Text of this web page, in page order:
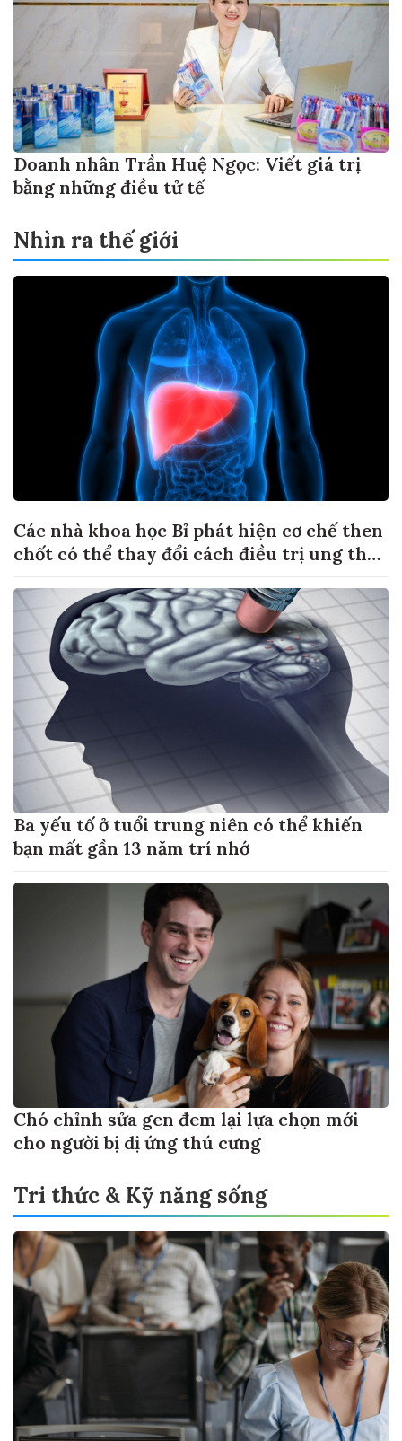
Doanh nhân Trần Huệ Ngọc: Viết giá trị
bằng những điều tử tế
Nhìn ra thế giới
Các nhà khoa học Bỉ phát hiện cơ chế then
chốt có thể thay đổi cách điều trị ung thư
Ba yếu tố ở tuổi trung niên có thể khiến
bạn mất gần 13 năm trí nhớ
Chó chỉnh sửa gen đem lại lựa chọn mới
cho người bị dị ứng thú cưng
Tri thức & Kỹ năng sống